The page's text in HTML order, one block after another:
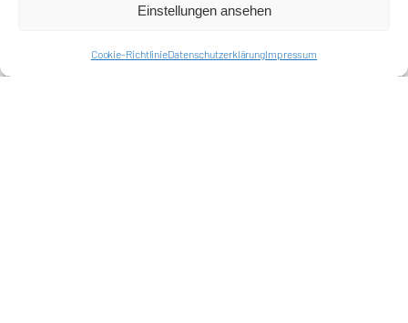
Einstellungen ansehen
Cookie-RichtlinieDatenschutzerklärungImpressum